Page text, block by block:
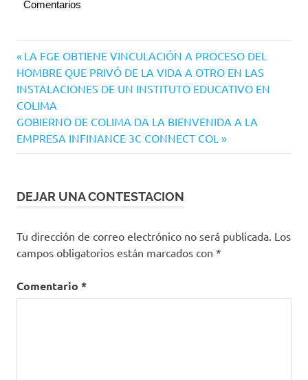
Comentarios
Navegación
de
entradas
Entrada
anterior:
LA FGE OBTIENE VINCULACIÓN A PROCESO DEL
HOMBRE QUE PRIVÓ DE LA VIDA A OTRO EN LAS
INSTALACIONES DE UN INSTITUTO EDUCATIVO EN
COLIMA
Siguiente
entrada:
GOBIERNO DE COLIMA DA LA BIENVENIDA A LA
EMPRESA INFINANCE 3C CONNECT COL
DEJAR UNA CONTESTACION
Tu dirección de correo electrónico no será publicada. Los
campos obligatorios están marcados con *
Comentario *